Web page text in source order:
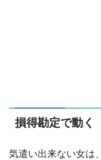
損得勘定で動く
気遣い出来ない女は